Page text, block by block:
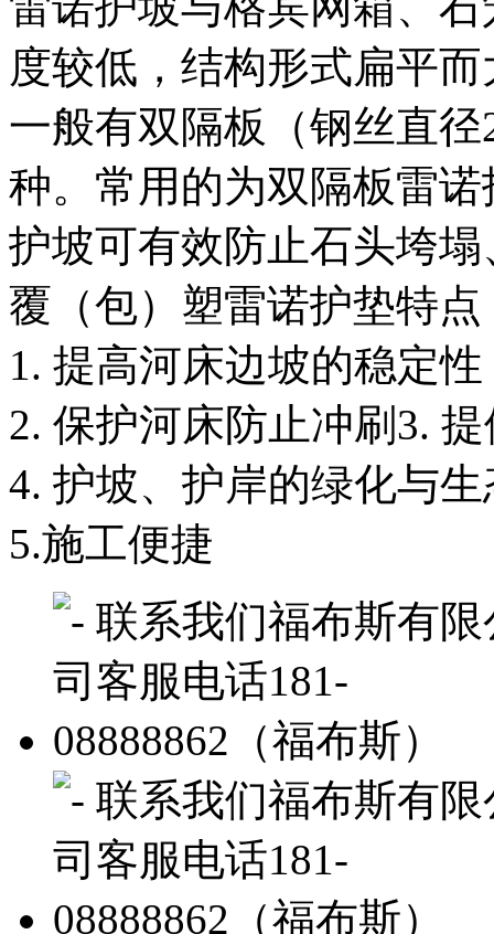
度较低，结构形式扁平
一般有双隔板（钢丝直径
种。常用的为双隔板雷
护坡可有效防止石头垮
覆（包）塑雷诺护垫特点
1. 提高河床边坡的稳定性
2. 保护河床防止冲刷3.
4. 护坡、护岸的绿化与
5.施工便捷